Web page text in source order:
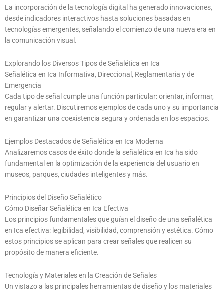
La incorporación de la tecnología digital ha generado innovaciones,
desde indicadores interactivos hasta soluciones basadas en
tecnologías emergentes, señalando el comienzo de una nueva era en
la comunicación visual.
Explorando los Diversos Tipos de Señalética en Ica
Señalética en Ica Informativa, Direccional, Reglamentaria y de
Emergencia
Cada tipo de señal cumple una función particular: orientar, informar,
regular y alertar. Discutiremos ejemplos de cada uno y su importancia
en garantizar una coexistencia segura y ordenada en los espacios.
Ejemplos Destacados de Señalética en Ica Moderna
Analizaremos casos de éxito donde la señalética en Ica ha sido
fundamental en la optimización de la experiencia del usuario en
museos, parques, ciudades inteligentes y más.
Principios del Diseño Señalético
Cómo Diseñar Señalética en Ica Efectiva
Los principios fundamentales que guían el diseño de una señalética
en Ica efectiva: legibilidad, visibilidad, comprensión y estética. Cómo
estos principios se aplican para crear señales que realicen su
propósito de manera eficiente.
Tecnología y Materiales en la Creación de Señales
Un vistazo a las principales herramientas de diseño y los materiales